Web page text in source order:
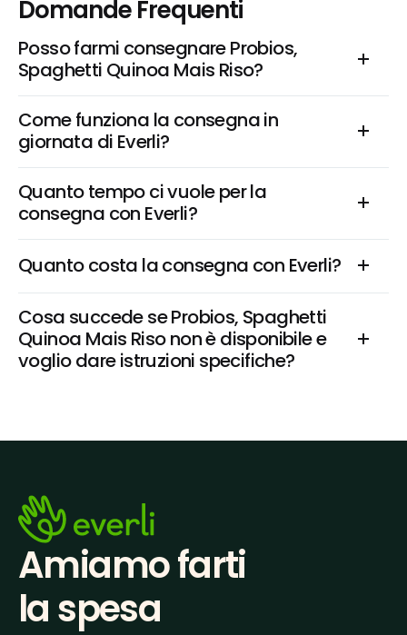
Domande Frequenti
Posso farmi consegnare Probios,
Spaghetti Quinoa Mais Riso?
Come funziona la consegna in
giornata di Everli?
Quanto tempo ci vuole per la
consegna con Everli?
Quanto costa la consegna con Everli?
Cosa succede se Probios, Spaghetti
Quinoa Mais Riso non è disponibile e
voglio dare istruzioni specifiche?
Amiamo farti
la spesa